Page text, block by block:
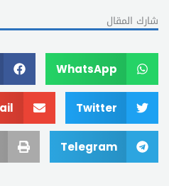
شارك المقال
WhatsApp
Twitter
Telegram